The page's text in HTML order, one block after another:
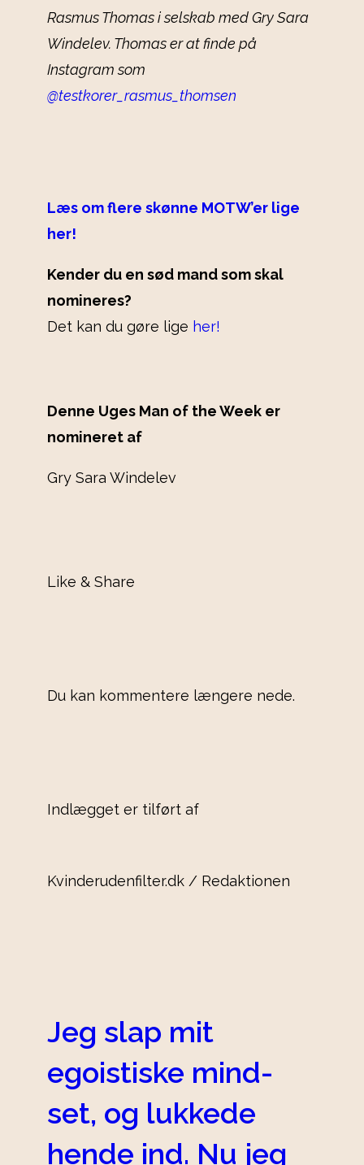
Rasmus Thomas i selskab med Gry Sara
Windelev. Thomas er at finde på
Instagram som
@testkorer_rasmus_thomsen
Læs om flere skønne MOTW’er lige
her!
Kender du en sød mand som skal
nomineres?
Det kan du gøre lige her!
Denne Uges Man of the Week er
nomineret af
Gry Sara Windelev
Like & Share
Du kan kommentere længere nede.
Indlægget er tilført af
Kvinderudenfilter.dk / Redaktionen
Jeg slap mit
egoistiske mind-
set, og lukkede
hende ind. Nu jeg